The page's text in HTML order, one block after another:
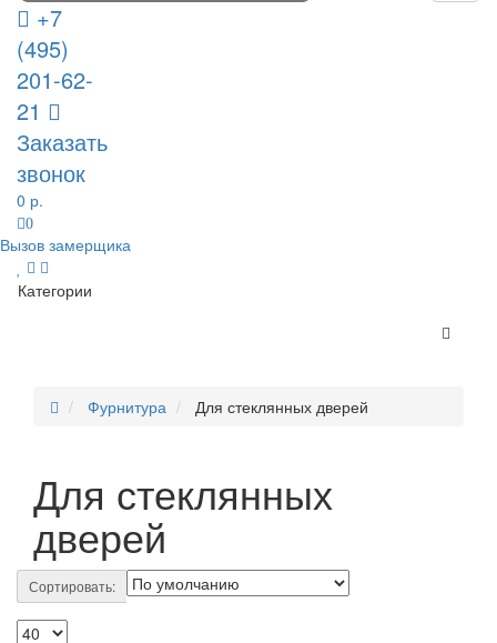
+7
(495)
201-62-
21
Заказать
звонок
0 р.
0
Вызов замерщика
Категории
Фурнитура Для стеклянных дверей
Для стеклянных
дверей
Сортировать: